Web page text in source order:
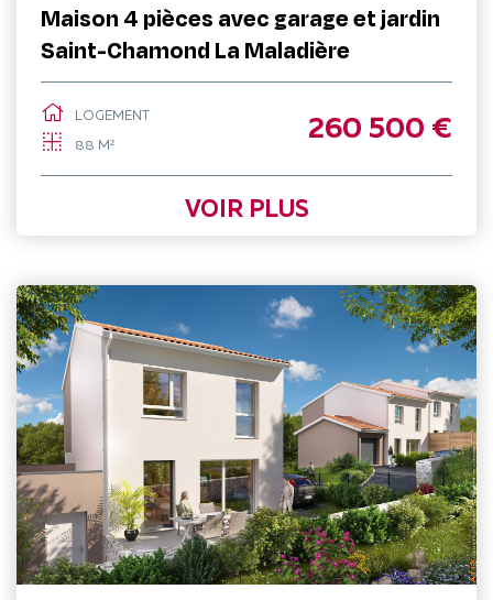
Maison 4 pièces avec garage et jardin
Saint-Chamond La Maladière
LOGEMENT
88 M²
260 500 €
VOIR PLUS